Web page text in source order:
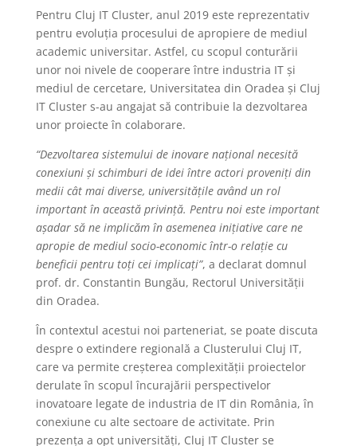
Pentru Cluj IT Cluster, anul 2019 este reprezentativ
pentru evoluția procesului de apropiere de mediul
academic universitar. Astfel, cu scopul conturării
unor noi nivele de cooperare între industria IT și
mediul de cercetare, Universitatea din Oradea și Cluj
IT Cluster s-au angajat să contribuie la dezvoltarea
unor proiecte în colaborare.
“Dezvoltarea sistemului de inovare național necesită
conexiuni și schimburi de idei între actori proveniți din
medii cât mai diverse, universitățile având un rol
important în această privință. Pentru noi este important
așadar să ne implicăm în asemenea inițiative care ne
apropie de mediul socio-economic într-o relație cu
beneficii pentru toți cei implicați”, a declarat domnul
prof. dr. Constantin Bungău, Rectorul Universității
din Oradea.
În contextul acestui noi parteneriat, se poate discuta
despre o extindere regională a Clusterului Cluj IT,
care va permite creșterea complexității proiectelor
derulate în scopul încurajării perspectivelor
inovatoare legate de industria de IT din România, în
conexiune cu alte sectoare de activitate. Prin
prezența a opt universități, Cluj IT Cluster se